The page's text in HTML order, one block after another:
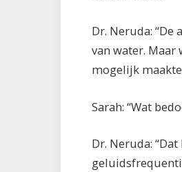
Dr. Neruda:
van water. Maar
mogelijk
Sarah: “Wat
Dr. Neruda: